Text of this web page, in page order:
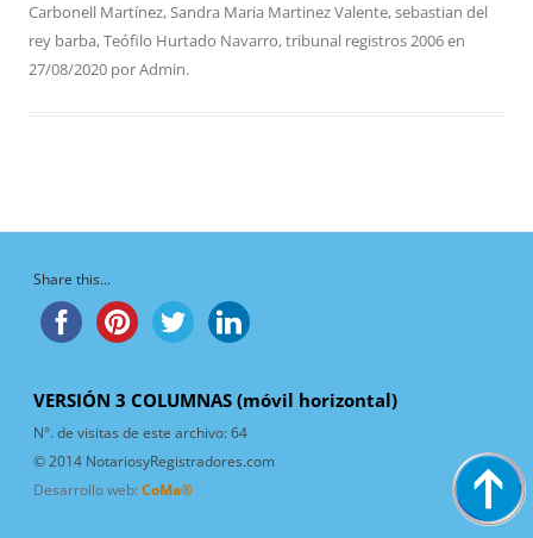
Carbonell Martínez,Sandra Maria Martinez Valente,sebastian del
rey barba,Teófilo Hurtado Navarro,tribunal registros 2006en
27/08/2020 porAdmin.
Share this...
VERSIÓN 3 COLUMNAS (móvil horizontal)
N°. de visitas de este archivo:64
© 2014 NotariosyRegistradores.com
Desarrollo web: CoMa®